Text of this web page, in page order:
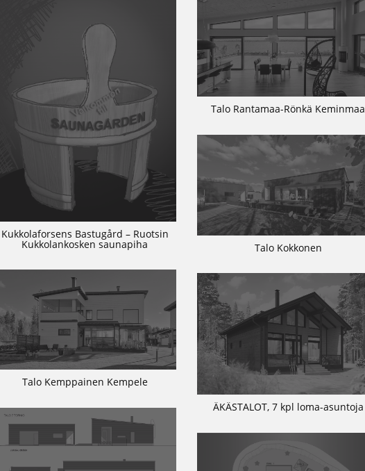
Kukkolaforsens Bastugård – Ruotsin
Kukkolankosken saunapiha
Talo Rantamaa-Rönkä Keminmaa
Talo Kokkonen
Talo Kemppainen Kempele
ÄKÄSTALOT, 7 kpl loma-asuntoja